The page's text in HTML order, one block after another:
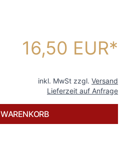
16,50 EUR
inkl. MwSt zzgl. Versand
Lieferzeit auf Anfrage
WARENKORB